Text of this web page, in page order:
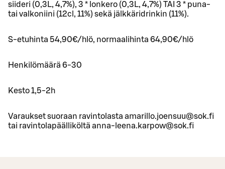
siideri (0,3L, 4,7%), 3 * lonkero (0,3L, 4,7%) TAI 3 * puna-
tai valkoniini (12cl, 11%) sekä jälkkäridrinkin (11%).
S-etuhinta 54,90€/hlö, normaalihinta 64,90€/hlö
Henkilömäärä 6-30
Kesto 1,5-2h
Varaukset suoraan ravintolasta amarillo.joensuu@sok.fi
tai ravintolapäälliköltä anna-leena.karpow@sok.fi